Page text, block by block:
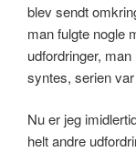
blev sendt
man fulgte nogle
udfordringer,
syntes, serien
Nu er jeg
helt andre